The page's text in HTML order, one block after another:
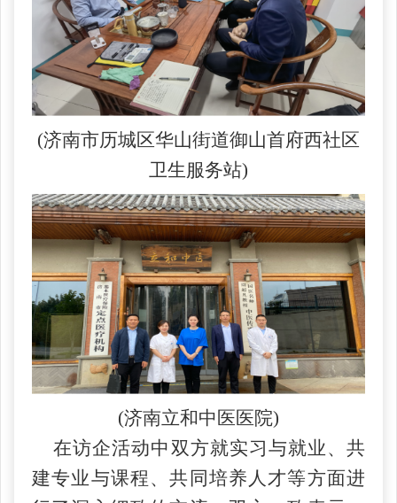
(济南市历城区华山街道御山首府西社区
卫生服务站)
(济南立和中医医院)
在访企活动中双方就实习与就业、共
建专业与课程、共同培养人才等方面进